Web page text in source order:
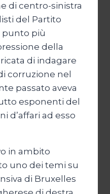
di centro-sinistra
del Partito
punto più
della
di indagare
corruzione nel
passato aveva
esponenti del
d’affari ad esso
in ambito
uno dei temi su
di Bruxelles